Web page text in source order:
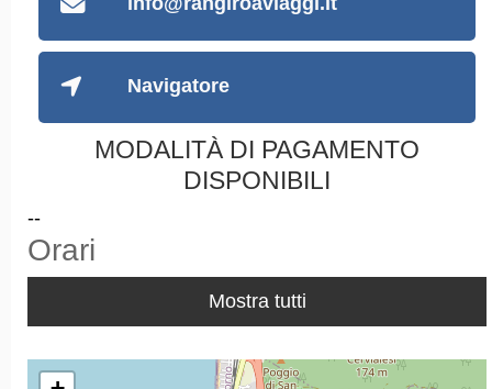
Navigatore
MODALITÀ DI PAGAMENTO
DISPONIBILI
--
Orari
Mostra tutti